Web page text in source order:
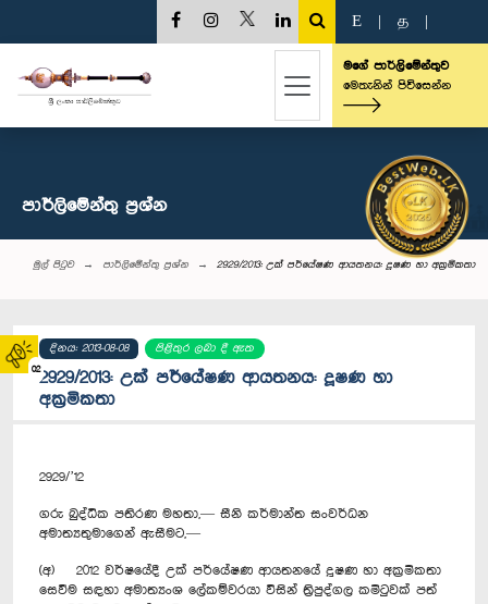
02
E த
මගේ පාර්ලිමේන්තුව
මෙතැනින් පිවිසෙන්න
පාර්ලි‌මේන්තු‌ ප්‍රශ්න
මුල් පිටුව පාර්ලි‌මේන්තු‌ ප්‍රශ්න 2929/2013: උක් පර්යේෂණ ආයතනය: දූෂණ හා අක්‍රමිකතා
දිනය: 2013-08-08 පිළිතුර ලබා දී ඇත
2929/2013: උක් පර්යේෂණ ආයතනය: දූෂණ හා
අක්‍රමිකතා
2929/’12
ගරු බුද්ධික පතිරණ මහතා,— සීනි කර්මාන්ත සංවර්ධන
අමාත්‍යතුමාගෙන් ඇසීමට,—
(අ) 2012 වර්ෂයේදී උක් පර්යේෂණ ආයතනයේ දූෂණ හා අක්‍රමිකතා
සෙවීම සඳහා අමාත්‍යංශ ලේකම්වරයා විසින් ත්‍රිපුද්ගල කමිටුවක් පත්